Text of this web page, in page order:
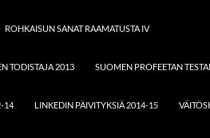
ROHKAISUN SANAT RAAMATUSTA IV
TODISTAJA 2013 SUOMEN PROFEETAN
14 LINKEDIN PÄIVITYKSIÄ 2014-15